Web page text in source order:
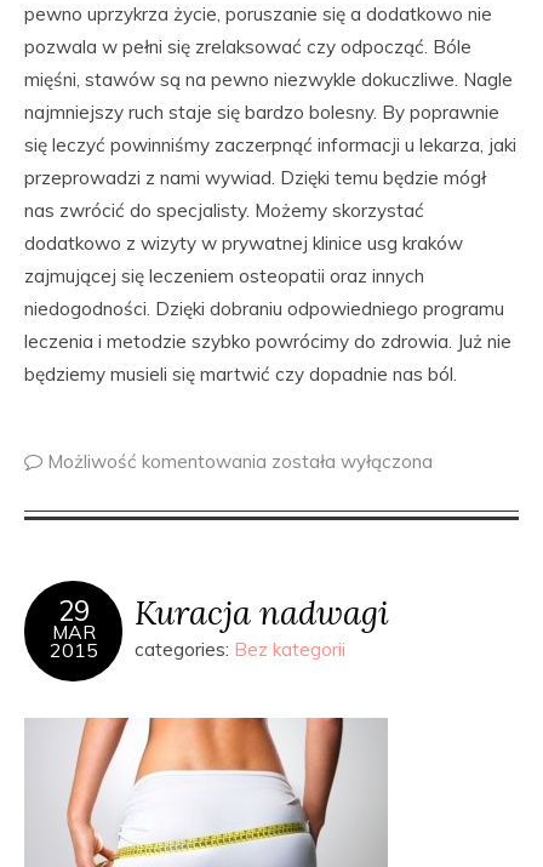
pewno uprzykrza życie, poruszanie się a dodatkowo nie
pozwala w pełni się zrelaksować czy odpocząć. Bóle
mięśni, stawów są na pewno niezwykle dokuczliwe. Nagle
najmniejszy ruch staje się bardzo bolesny. By poprawnie
się leczyć powinniśmy zaczerpnąć informacji u lekarza, jaki
przeprowadzi z nami wywiad. Dzięki temu będzie mógł
nas zwrócić do specjalisty. Możemy skorzystać
dodatkowo z wizyty w prywatnej klinice usg kraków
zajmującej się leczeniem osteopatii oraz innych
niedogodności. Dzięki dobraniu odpowiedniego programu
leczenia i metodzie szybko powrócimy do zdrowia. Już nie
będziemy musieli się martwić czy dopadnie nas ból.
Możliwość komentowania została wyłączona
29
MAR
2015
Kuracja nadwagi
categories: Bez kategorii